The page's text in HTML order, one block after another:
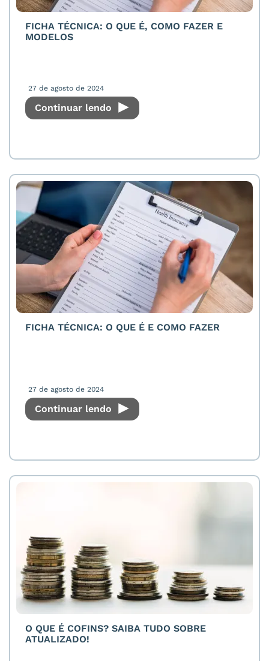
FICHA TÉCNICA: O QUE É, COMO FAZER E
MODELOS
27 de agosto de 2024
Continuar lendo
FICHA TÉCNICA: O QUE É E COMO FAZER
27 de agosto de 2024
Continuar lendo
O QUE É COFINS? SAIBA TUDO SOBRE
ATUALIZADO!